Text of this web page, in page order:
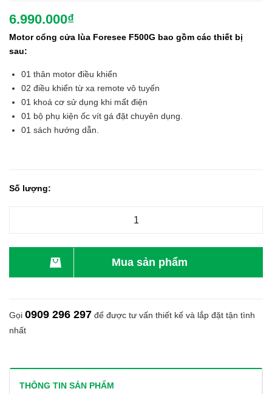
6.990.000₫
Motor cổng cửa lùa Foresee F500G bao gồm các thiết bị
sau:
01 thân motor điều khiển
02 điều khiển từ xa remote vô tuyến
01 khoá cơ sử dụng khi mất điện
01 bộ phụ kiện ốc vít gá đặt chuyên dụng.
01 sách hướng dẫn.
Số lượng:
Mua sản phẩm
Gọi 0909 296 297 để được tư vấn thiết kế và lắp đặt tận tình
nhất
THÔNG TIN SẢN PHẨM